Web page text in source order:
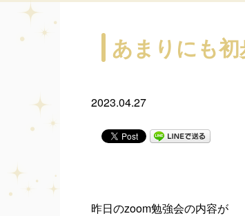
あまりにも
2023.04.27
昨日のzoom勉強会の内容が